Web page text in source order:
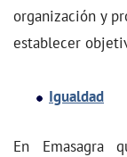
organización y
establecer
Igualdad
En Emasagra